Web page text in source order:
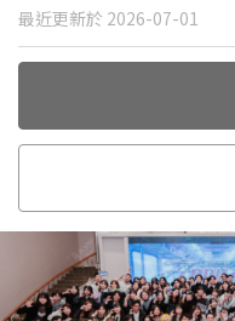
最近更新於 2026-07-01